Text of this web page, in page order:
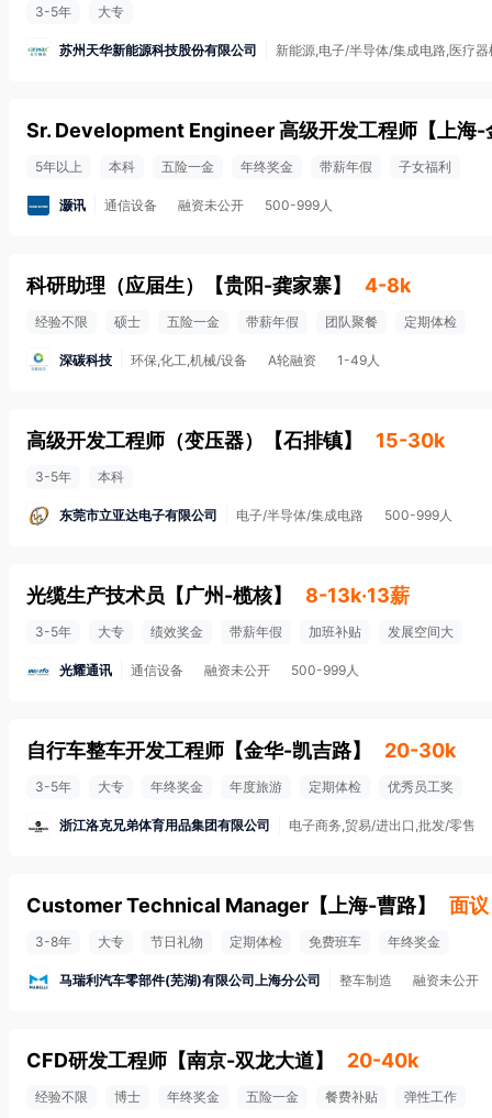
3-5年 大专
苏州天华新能源科技股份有限公司 新能源,电子/半导体/集成电路,医疗器
Sr. Development Engineer 高级开发工程师 【 上海
5年以上 本科 五险一金 年终奖金 带薪年假 子女福利
灏讯 通信设备 融资未公开 500-999人
科研助理（应届生） 【贵阳-龚家寨】 4-8k
经验不限 硕士 五险一金 带薪年假 团队聚餐 定期体检
深碳科技 环保,化工,机械/设备 A轮融资 1-49人
高级开发工程师（变压器） 【石排镇】 15-30k
3-5年 本科
东莞市立亚达电子有限公司 电子/半导体/集成电路 500-999人
光缆生产技术员 【广州-榄核】 8-13k·13薪
3-5年 大专 绩效奖金 带薪年假 加班补贴 发展空间大
光耀通讯 通信设备 融资未公开 500-999人
自行车整车开发工程师 【金华-凯吉路】 20-30k
3-5年 大专 年终奖金 年度旅游 定期体检 优秀员工奖
浙江洛克兄弟体育用品集团有限公司 电子商务,贸易/进出口,批发/零售
Customer Technical Manager 【 上海-曹路】 面议
3-8年 大专 节日礼物 定期体检 免费班车 年终奖金
马瑞利汽车零部件(芜湖)有限公司上海分公司 整车制造 融资未公开
CFD研发工程师 【南京-双龙大道】 20-40k
经验不限 博士 年终奖金 五险一金 餐费补贴 弹性工作